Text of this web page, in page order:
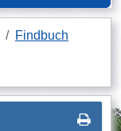
Findbuch